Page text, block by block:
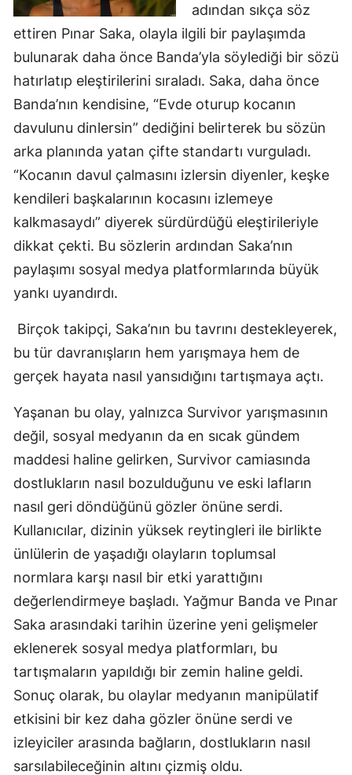
adından sıkça söz
ettiren Pınar Saka, olayla ilgili bir paylaşımda
bulunarak daha önce Banda’yla söylediği bir sözü
hatırlatıp eleştirilerini sıraladı. Saka, daha önce
Banda’nın kendisine, “Evde oturup kocanın
davulunu dinlersin” dediğini belirterek bu sözün
arka planında yatan çifte standartı vurguladı.
“Kocanın davul çalmasını izlersin diyenler, keşke
kendileri başkalarının kocasını izlemeye
kalkmasaydı” diyerek sürdürdüğü eleştirileriyle
dikkat çekti. Bu sözlerin ardından Saka’nın
paylaşımı sosyal medya platformlarında büyük
yankı uyandırdı.
Birçok takipçi, Saka’nın bu tavrını destekleyerek,
bu tür davranışların hem yarışmaya hem de
gerçek hayata nasıl yansıdığını tartışmaya açtı.
Yaşanan bu olay, yalnızca Survivor yarışmasının
değil, sosyal medyanın da en sıcak gündem
maddesi haline gelirken, Survivor camiasında
dostlukların nasıl bozulduğunu ve eski lafların
nasıl geri döndüğünü gözler önüne serdi.
Kullanıcılar, dizinin yüksek reytingleri ile birlikte
ünlülerin de yaşadığı olayların toplumsal
normlara karşı nasıl bir etki yarattığını
değerlendirmeye başladı. Yağmur Banda ve Pınar
Saka arasındaki tarihin üzerine yeni gelişmeler
eklenerek sosyal medya platformları, bu
tartışmaların yapıldığı bir zemin haline geldi.
Sonuç olarak, bu olaylar medyanın manipülatif
etkisini bir kez daha gözler önüne serdi ve
izleyiciler arasında bağların, dostlukların nasıl
sarsılabileceğinin altını çizmiş oldu.